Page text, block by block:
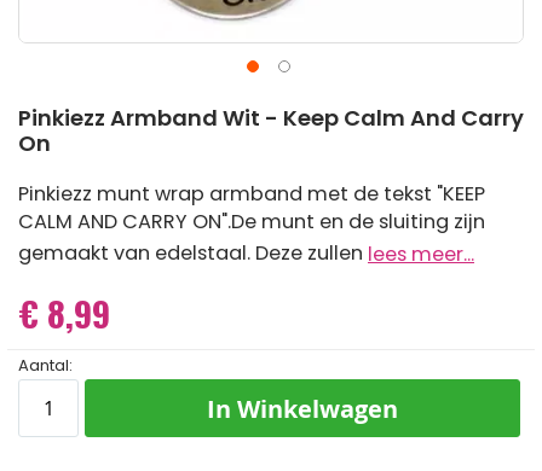
naar
het
van
de
afbeeldingen-
gallerij
Pinkiezz Armband Wit - Keep Calm And Carry
On
Pinkiezz munt wrap armband met de tekst "KEEP
CALM AND CARRY ON".De munt en de sluiting zijn
gemaakt van edelstaal. Deze zullen lees meer...
€ 8,99
Aantal:
In Winkelwagen